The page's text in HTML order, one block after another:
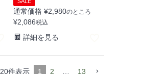
通常価格 ¥2,980のところ
¥2,086税込
詳細を見る
20件表示 1 2 13